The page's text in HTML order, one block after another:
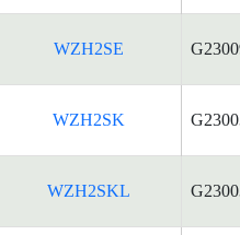
WZH2SE
WZH2SK
WZH2SKL